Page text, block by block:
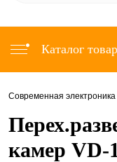
Каталог
Современная электроника
камер VD-